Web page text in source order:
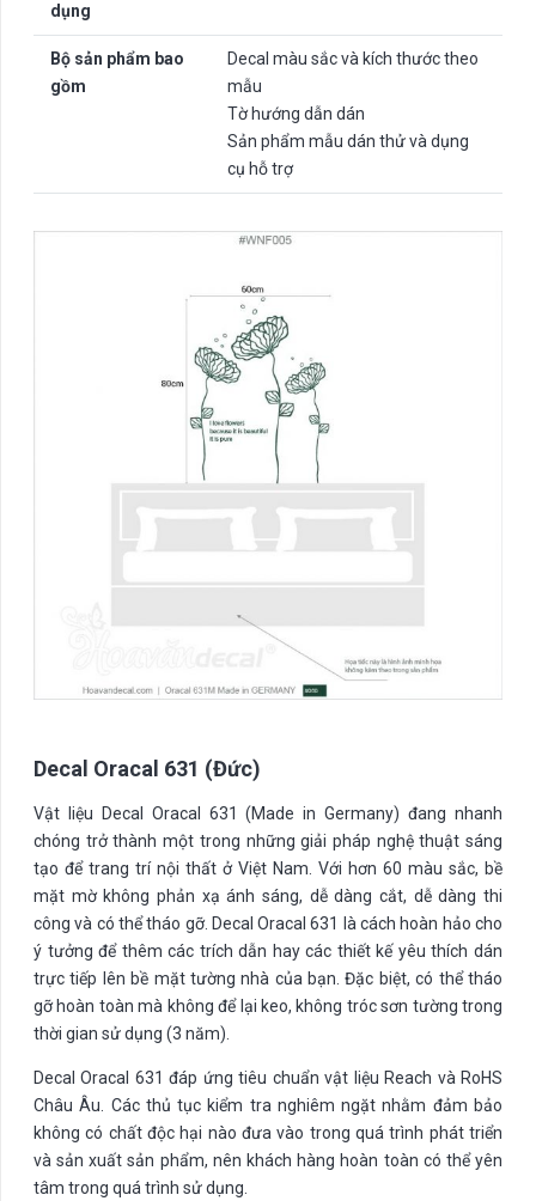
dụng
Bộ sản phẩm bao
gồm
Decal màu sắc và kích thước theo
mẫu
Tờ hướng dẫn dán
Sản phẩm mẫu dán thử và dụng
cụ hỗ trợ
Decal Oracal 631 (Đức)
Vật liệu Decal Oracal 631 (Made in Germany) đang nhanh
chóng trở thành một trong những giải pháp nghệ thuật sáng
tạo để trang trí nội thất ở Việt Nam. Với hơn 60 màu sắc, bề
mặt mờ không phản xạ ánh sáng, dễ dàng cắt, dễ dàng thi
công và có thể tháo gỡ. Decal Oracal 631 là cách hoàn hảo cho
ý tưởng để thêm các trích dẫn hay các thiết kế yêu thích dán
trực tiếp lên bề mặt tường nhà của bạn. Đặc biệt, có thể tháo
gỡ hoàn toàn mà không để lại keo, không tróc sơn tường trong
thời gian sử dụng (3 năm).
Decal Oracal 631 đáp ứng tiêu chuẩn vật liệu Reach và RoHS
Châu Âu. Các thủ tục kiểm tra nghiêm ngặt nhằm đảm bảo
không có chất độc hại nào đưa vào trong quá trình phát triển
và sản xuất sản phẩm, nên khách hàng hoàn toàn có thể yên
tâm trong quá trình sử dụng.